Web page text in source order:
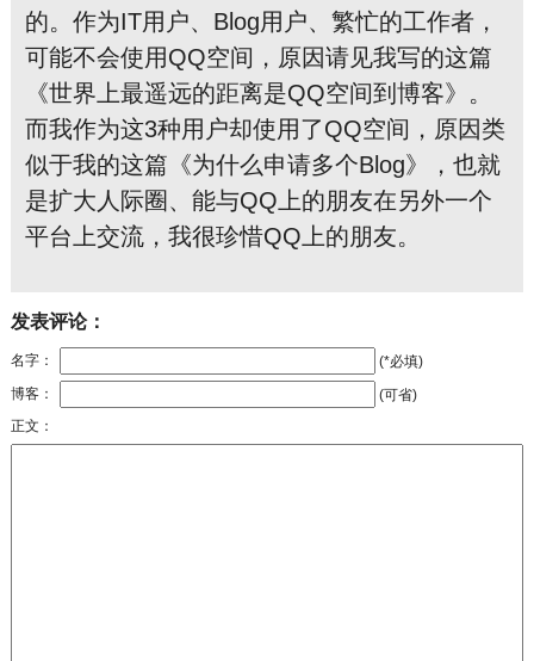
的。作为IT用户、Blog用户、繁忙的工作者，
可能不会使用QQ空间，原因请见我写的这篇
《世界上最遥远的距离是QQ空间到博客》。
而我作为这3种用户却使用了QQ空间，原因类
似于我的这篇《为什么申请多个Blog》，也就
是扩大人际圈、能与QQ上的朋友在另外一个
平台上交流，我很珍惜QQ上的朋友。
发表评论：
名字：
(*必填)
博客：
(可省)
正文：